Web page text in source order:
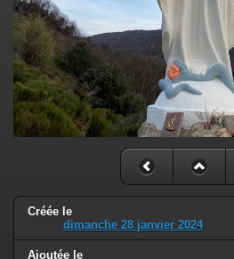
Créée le
dimanche 28 janvier 2024
Ajoutée le